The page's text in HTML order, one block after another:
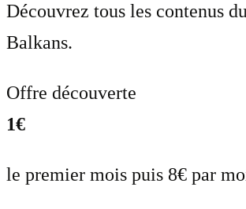
Découvrez tous les contenus
Balkans.
Offre découverte
1€
le premier mois puis 8€ par